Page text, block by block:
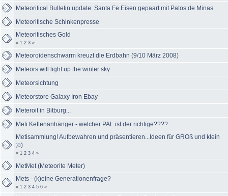
Meteoritical Bulletin update: Santa Fe Eisen gepaart mit Patos de Minas
Meteoritische Schinkenpresse
Meteoritisches Gold
« 1 2 3 »
Meteoroidenschwarm kreuzt die Erdbahn (9/10 März 2008)
Meteors will light up the winter sky
Meteorsichtung
Meteorstore Galaxy Iron Ebay
Meteroit in Bitburg...
Meti Kettenanhänger - welcher PAL ist der richtige????
Metisammlung! Aufbewahren und präsentieren...Ideen für GROß und klein
;o)
« 1 2 3 4 »
MetMet (Meteorite Meter)
Mets - (k)eine Generationenfrage?
« 1 2 3 4 5 6 »